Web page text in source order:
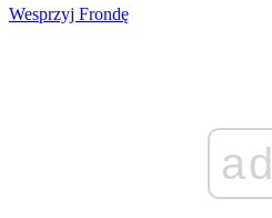
Wesprzyj Frondę
ad